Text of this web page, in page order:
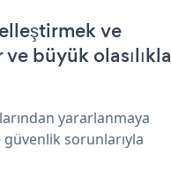
ve
büyük olasılıkla
yararlanmaya
sorunlarıyla